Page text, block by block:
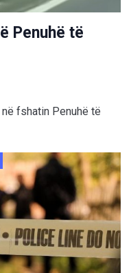
Penuhë të
fshatin Penuhë të